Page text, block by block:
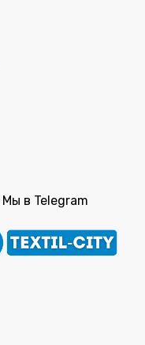
Мы в Telegram